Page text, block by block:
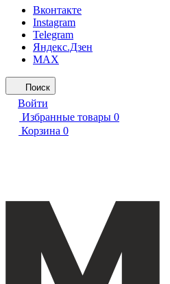
Вконтакте
Instagram
Telegram
Яндекс.Дзен
MAX
Поиск
Войти
Избранные товары 0
Корзина 0